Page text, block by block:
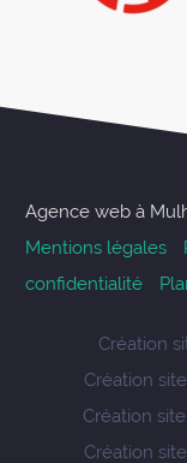
Agence web à
Mentions légales
confidentialité
Création
Création
Création
Création